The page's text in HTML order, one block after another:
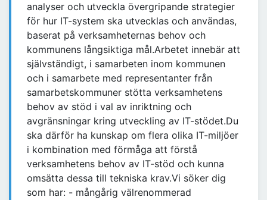
analyser och utveckla övergripande strategier
för hur IT-system ska utvecklas och användas,
baserat på verksamheternas behov och
kommunens långsiktiga mål.Arbetet innebär att
självständigt, i samarbeten inom kommunen
och i samarbete med representanter från
samarbetskommuner stötta verksamhetens
behov av stöd i val av inriktning och
avgränsningar kring utveckling av IT-stödet.Du
ska därför ha kunskap om flera olika IT-miljöer
i kombination med förmåga att förstå
verksamhetens behov av IT-stöd och kunna
omsätta dessa till tekniska krav.Vi söker dig
som har: - mångårig välrenommerad